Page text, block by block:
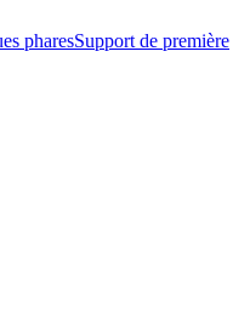
pharesSupport de première